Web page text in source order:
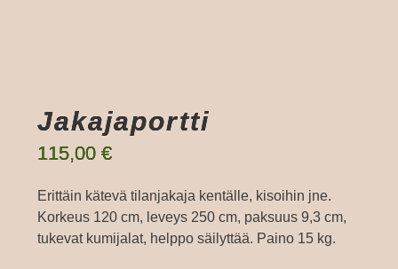
Jakajaportti
115,00 €
Erittäin kätevä tilanjakaja kentälle, kisoihin jne.
Korkeus 120 cm, leveys 250 cm, paksuus 9,3 cm,
tukevat kumijalat, helppo säilyttää. Paino 15 kg.